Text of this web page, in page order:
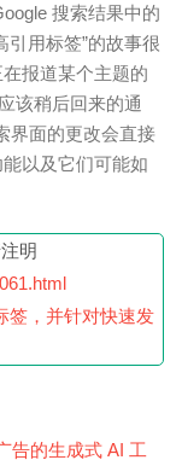
搜索结果中的
引用标签”的故事很
报道某个主题的
该稍后回来的通
界面的更改会直接
以及它们可能如
明
签，并针对快速发
告的生成式 AI 工